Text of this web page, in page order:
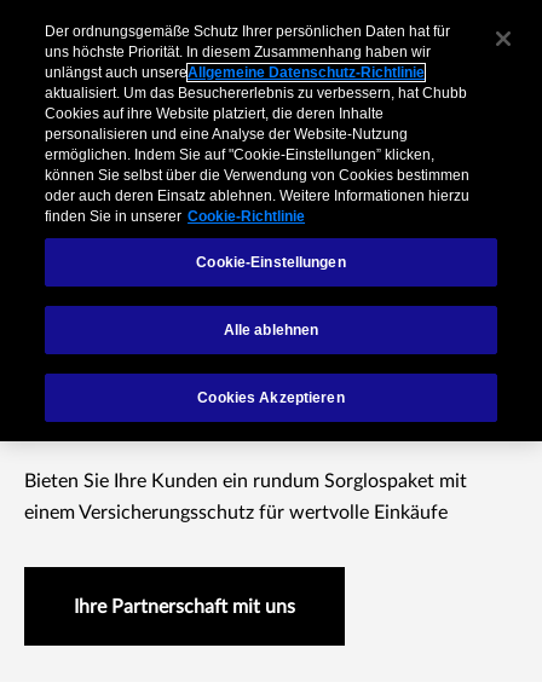
Persönliche
Gegenstände und
Lebensstil
Bieten Sie Ihre Kunden ein rundum Sorglospaket mit
einem Versicherungsschutz für wertvolle Einkäufe
Ihre Partnerschaft mit uns
Der ordnungsgemäße Schutz Ihrer persönlichen Daten hat für
uns höchste Priorität. In diesem Zusammenhang haben wir
unlängst auch unsereAllgemeine Datenschutz-Richtlinie
aktualisiert. Um das Besuchererlebnis zu verbessern, hat Chubb
Cookies auf ihre Website platziert, die deren Inhalte
personalisieren und eine Analyse der Website-Nutzung
ermöglichen. Indem Sie auf "Cookie-Einstellungen” klicken,
können Sie selbst über die Verwendung von Cookies bestimmen
oder auch deren Einsatz ablehnen. Weitere Informationen hierzu
finden Sie in unserer Cookie-Richtlinie
Cookie-Einstellungen
Alle ablehnen
Cookies Akzeptieren